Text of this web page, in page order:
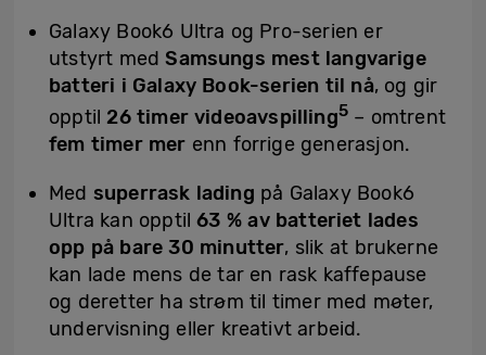
Galaxy Book6 Ultra og Pro-serien er
utstyrt medSamsungs mest langvarige
batteri i Galaxy Book-serien til nå, og gir
opptil 26 timer videoavspilling5 – omtrent
fem timer mer enn forrige generasjon.
Med superrask lading på Galaxy Book6
Ultra kan opptil63 % av batteriet lades
opp på bare 30 minutter, slik at brukerne
kan lade mens de tar en rask kaffepause
og deretter ha strøm til timer med møter,
undervisning eller kreativt arbeid.